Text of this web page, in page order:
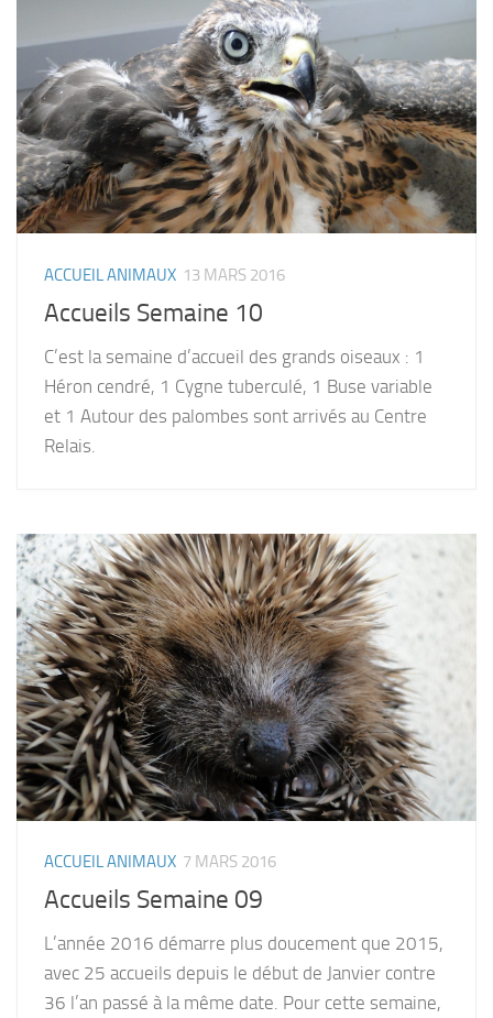
ACCUEIL ANIMAUX 13 MARS 2016
Accueils Semaine 10
C’est la semaine d’accueil des grands oiseaux : 1
Héron cendré, 1 Cygne tuberculé, 1 Buse variable
et 1 Autour des palombes sont arrivés au Centre
Relais.
ACCUEIL ANIMAUX 7 MARS 2016
Accueils Semaine 09
L’année 2016 démarre plus doucement que 2015,
avec 25 accueils depuis le début de Janvier contre
36 l’an passé à la même date. Pour cette semaine,